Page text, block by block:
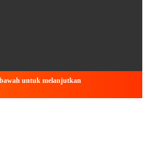
untuk melanjutkan